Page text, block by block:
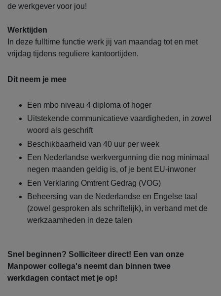
de werkgever voor jou!
Werktijden
In deze fulltime functie werk jij van maandag tot en met
vrijdag tijdens reguliere kantoortijden.
Dit neem je mee
Een mbo niveau 4 diploma of hoger
Uitstekende communicatieve vaardigheden, in zowel
woord als geschrift
Beschikbaarheid van 40 uur per week
Een Nederlandse werkvergunning die nog minimaal
negen maanden geldig is, of je bent EU-inwoner
Een Verklaring Omtrent Gedrag (VOG)
Beheersing van de Nederlandse en Engelse taal
(zowel gesproken als schriftelijk), in verband met de
werkzaamheden in deze talen
Snel beginnen? Solliciteer direct! Een van onze
Manpower collega's neemt dan binnen twee
werkdagen contact met je op!